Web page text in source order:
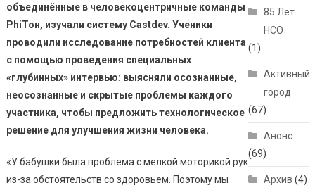
объединённые в человекоцентричные команды
PhiТон, изучали систему Castdev. Ученики
проводили исследование потребностей клиента
с помощью проведения специальных
«глубинных» интервью: выясняли осознанные,
неосознанные и скрытые проблемы каждого
участника, чтобы предложить технологическое
решение для улучшения жизни человека.
«У бабушки была проблема с мелкой моторикой рук
из-за обстоятельств со здоровьем. Поэтому мы
85 Лет
НСО
(1)
Активный
город
(67)
Анонс
(69)
Архив (4)